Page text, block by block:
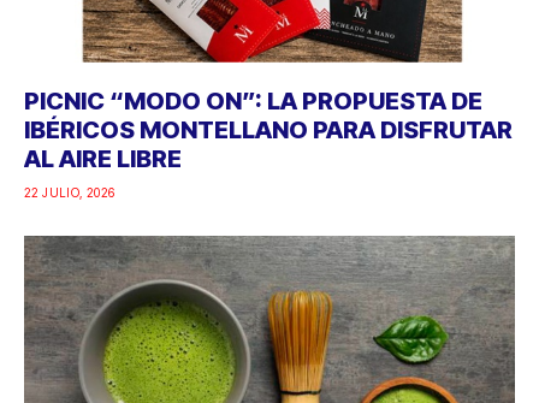
PICNIC “MODO ON”: LA PROPUESTA DE
IBÉRICOS MONTELLANO PARA DISFRUTAR
AL AIRE LIBRE
22 JULIO, 2026